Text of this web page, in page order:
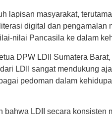
lapisan masyarakat,
digital dan pengamalan
nilai Pancasila ke dalam
DPW LDII Sumatera
LDII sangat mendukung
pedoman dalam
bahwa LDII secara konsisten